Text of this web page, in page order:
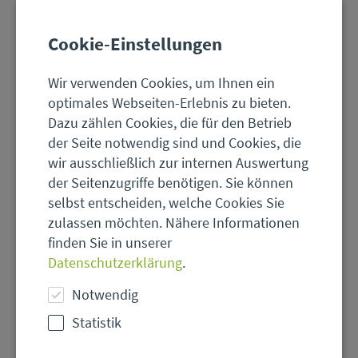
Beruflicher
Naturschutz
Cookie-Einstellungen
Wir verwenden Cookies, um Ihnen ein
optimales Webseiten-Erlebnis zu bieten.
Dazu zählen Cookies, die für den Betrieb
der Seite notwendig sind und Cookies, die
wir ausschließlich zur internen Auswertung
der Seitenzugriffe benötigen. Sie können
selbst entscheiden, welche Cookies Sie
zulassen möchten. Nähere Informationen
finden Sie in unserer
Datenschutzerklärung.
Notwendig
Statistik